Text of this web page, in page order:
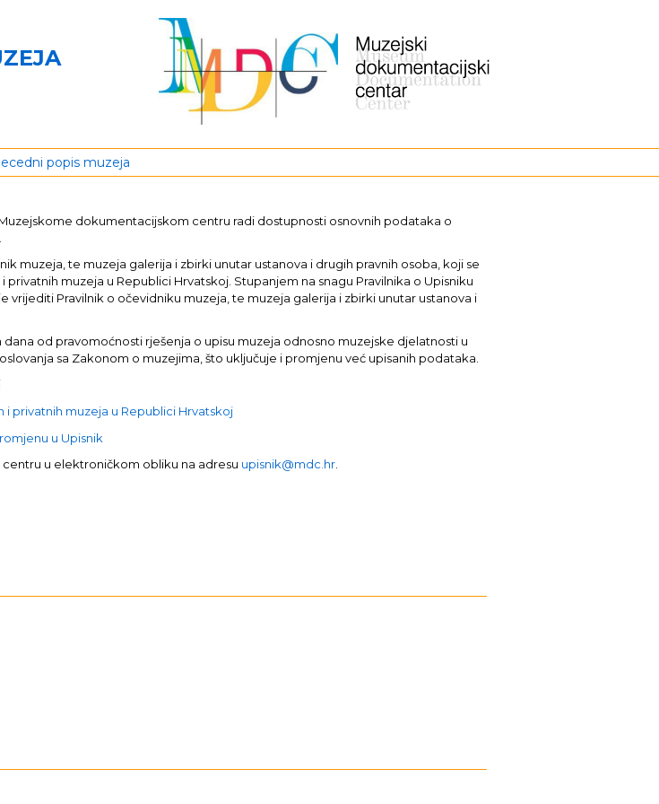
popis muzeja
dokumentacijskom centru radi dostupnosti osnovnih podataka o
muzeja, te muzeja galerija i zbirki unutar ustanova i drugih pravnih osoba, koji se
muzeja u Republici Hrvatskoj. Stupanjem na snagu Pravilnika o Upisniku
vrijediti Pravilnik o očevidniku muzeja, te muzeja galerija i zbirki unutar ustanova i
dana od pravomoćnosti rješenja o upisu muzeja odnosno muzejske djelatnosti u
sa Zakonom o muzejima, što uključuje i promjenu već upisanih podataka.
i privatnih muzeja u Republici Hrvatskoj
u Upisnik
u elektroničkom obliku na adresu upisnik@mdc.hr